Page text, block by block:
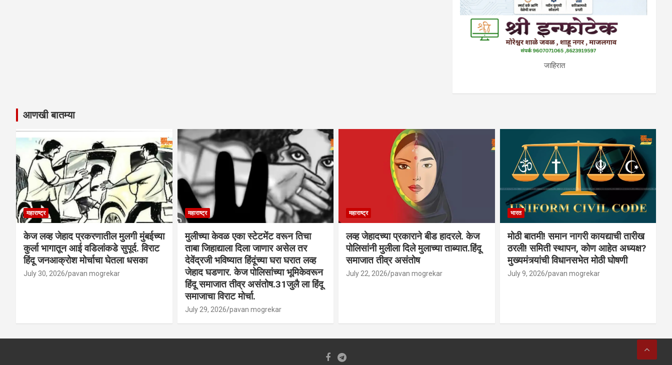
जाहिरात
आणखी बातम्या
महाराष्ट्र
केज लव्ह जेहाद प्रकरणातील मुलगी मुंबईच्या
कुर्ला भागातून आई वडिलांकडे सुपूर्द. विराट
हिंदू जनआक्रोश मोर्चाचा घेतला धसका
July 30, 2026 pavan mogrekar
महाराष्ट्र
मुलीच्या केवळ एका स्टेटमेंट वरून तिचा
ताबा जिहाद्याला दिला जाणार असेल तर
देवेंद्रजी भविष्यात हिंदूंच्या घरा घरात लव्ह
जेहाद घडणार. केज पोलिसांच्या भूमिकेवरून
हिंदू समाजात तीव्र असंतोष.31जुलै ला हिंदू
समाजाचा विराट मोर्चा.
July 29, 2026 pavan mogrekar
महाराष्ट्र
लव्ह जेहादच्या प्रकाराने बीड हादरले. केज
पोलिसांनी मुलीला दिले मुलाच्या ताब्यात.हिंदू
समाजात तीव्र असंतोष
July 22, 2026 pavan mogrekar
भारत
मोठी बातमी! समान नागरी कायद्याची तारीख
ठरली! समिती स्थापन, कोण आहेत अध्यक्ष?
मुख्यमंत्र्यांची विधानसभेत मोठी घोषणी
July 9, 2026 pavan mogrekar